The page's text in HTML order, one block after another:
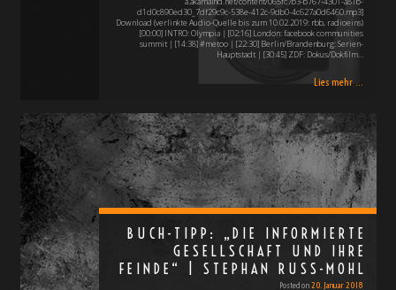
d1d0c890ed30_7df29c9c-538e-412c-9db0-4c627a0d6460.mp3]
Download (verlinkte Audio-Quelle bis zum 10.02.2019: rbb, radioeins)
[00:00] INTRO: Olympia | [02:16] London: facebook communities
summit | [14:38] #metoo | [22:30] Berlin/Brandenburg: Serien-
Hauptstadt | [30:45] ZDF: Dokus/Dokfilm…
Lies mehr ...
BUCH-TIPP: „DIE INFORMIERTE
GESELLSCHAFT UND IHRE
FEINDE“ | STEPHAN RUSS-MOHL
Posted on20. Januar 2018